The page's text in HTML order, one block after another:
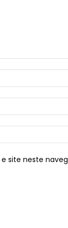
site neste